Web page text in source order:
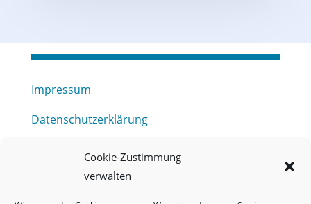
Cookie-Zustimmung
verwalten
Impressum
Datenschutzerklärung
Haftungsausschluss
Barrierefreiheitserklärung